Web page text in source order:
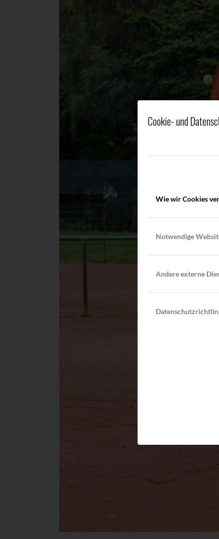
Cookie- und
Wie wir Cookies
Notwendige
Andere externe